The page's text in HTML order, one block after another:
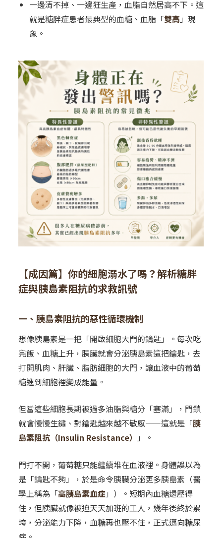
一邊清不掉、一邊狂生產，血脂自然居高不下。這
就是糖胖症患者最典型的血糖、血脂「雙高 」現
象。
【成因篇】你的細胞溺水了嗎？解析糖胖
症與胰島素阻抗的求救訊號
一、胰島素阻抗的惡性循環機制
想像胰島素是一把「開啟細胞大門的鑰匙」。每次吃
完飯、血糖上升，胰臟就會分泌胰島素這把鑰匙，去
打開肌肉、肝臟、脂肪細胞的大門，讓血液中的葡萄
糖進到細胞裡變成能量。
但當這些細胞長期被過多油脂與糖分「塞滿」，門鎖
就會慢慢生鏽、對鑰匙越來越不敏感——這就是「胰
島素阻抗（Insulin Resistance）
」。
門打不開，葡萄糖只能繼續堆在血液裡。身體誤以為
是「鑰匙不夠」，於是命令胰臟分泌更多胰島素（醫
學上稱為「高胰島素血症」）。短期內血糖還壓得
住，但胰臟就像被迫天天加班的工人，幾年後終於累
垮，分泌能力下降，血糖再也壓不住，正式邁向糖尿